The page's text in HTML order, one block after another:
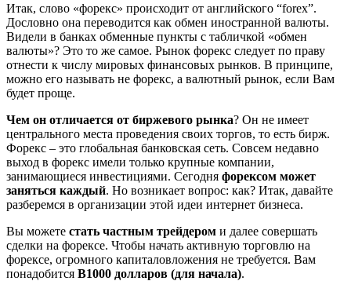
Итак, слово «форекс» происходит от английского “forex”.
Дословно она переводится как обмен иностранной валюты.
Видели в банках обменные пункты с табличкой «обмен
валюты»? Это то же самое. Рынок форекс следует по праву
отнести к числу мировых финансовых рынков. В принципе,
можно его называть не форекс, а валютный рынок, если Вам
будет проще.
Чем он отличается от биржевого рынка? Он не имеет
центрального места проведения своих торгов, то есть бирж.
Форекс – это глобальная банковская сеть. Совсем недавно
выход в форекс имели только крупные компании,
занимающиеся инвестициями. Сегодня форексом может
заняться каждый. Но возникает вопрос: как? Итак, давайте
разберемся в организации этой идеи интернет бизнеса.
Вы можете стать частным трейдером и далее совершать
сделки на форексе. Чтобы начать активную торговлю на
форексе, огромного капиталовложения не требуется. Вам
понадобится В1000 долларов (для начала).